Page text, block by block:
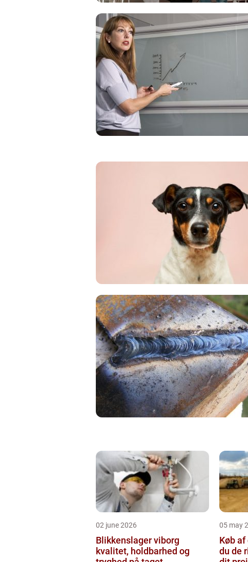
02 june 2026
Blikkenslager viborg
kvalitet, holdbarhed og
05 may
Køb
du de